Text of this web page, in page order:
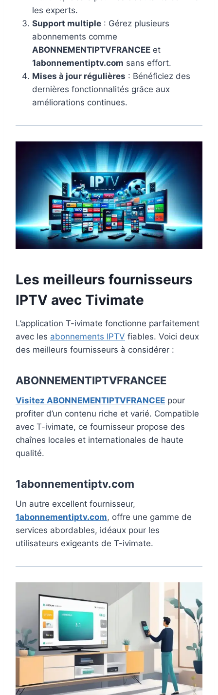
les experts.
Support multiple : Gérez plusieurs
abonnements comme
ABONNEMENTIPTVFRANCEE et
1abonnementiptv.com sans effort.
Mises à jour régulières : Bénéficiez des
dernières fonctionnalités grâce aux
améliorations continues.
Les meilleurs fournisseurs
IPTV avec Tivimate
L’application T-ivimate fonctionne parfaitement
avec les abonnements IPTV fiables. Voici deux
des meilleurs fournisseurs à considérer :
ABONNEMENTIPTVFRANCEE
Visitez ABONNEMENTIPTVFRANCEE pour
profiter d’un contenu riche et varié. Compatible
avec T-ivimate, ce fournisseur propose des
chaînes locales et internationales de haute
qualité.
1abonnementiptv.com
Un autre excellent fournisseur,
1abonnementiptv.com, offre une gamme de
services abordables, idéaux pour les
utilisateurs exigeants de T-ivimate.